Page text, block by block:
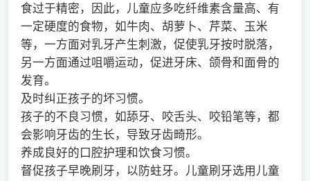
食过于精密，因此，儿童应多吃纤维素含量高、有
一定硬度的食物，如牛肉、胡萝卜、芹菜、玉米
等，一方面对乳牙产生刺激，促使乳牙按时脱落，
另一方面通过咀嚼运动，促进牙床、颌骨和面骨的
发育。
及时纠正孩子的坏习惯。
孩子的不良习惯，如舔牙、咬舌头、咬铅笔等，都
会影响牙齿的生长，导致牙齿畸形。
养成良好的口腔护理和饮食习惯。
督促孩子早晚刷牙，以防蛀牙。儿童刷牙选用儿童